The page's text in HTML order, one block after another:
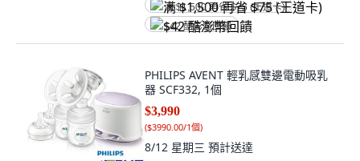
满 $1,500 再省 $75 (王道卡)
$42 酷澎幣回饋
PHILIPS AVENT 輕乳感雙邊電動吸乳
器 SCF332, 1個
$3,990
($3990.00/1個)
8/12 星期三 預計送達